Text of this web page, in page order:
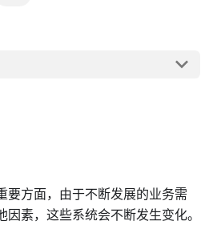
要方面，由于不断发展的业务需
素，这些系统会不断发生变化。